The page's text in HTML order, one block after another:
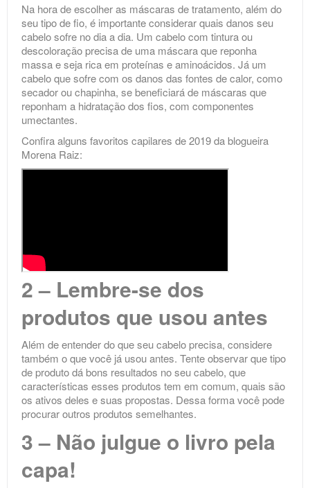
Na hora de escolher as máscaras de tratamento, além do
seu tipo de fio, é importante considerar quais danos seu
cabelo sofre no dia a dia. Um cabelo com tintura ou
descoloração precisa de uma máscara que reponha
massa e seja rica em proteínas e aminoácidos. Já um
cabelo que sofre com os danos das fontes de calor, como
secador ou chapinha, se beneficiará de máscaras que
reponham a hidratação dos fios, com componentes
umectantes.
Confira alguns favoritos capilares de 2019 da blogueira
Morena Raiz:
2 – Lembre-se dos
produtos que usou antes
Além de entender do que seu cabelo precisa, considere
também o que você já usou antes. Tente observar que tipo
de produto dá bons resultados no seu cabelo, que
características esses produtos tem em comum, quais são
os ativos deles e suas propostas. Dessa forma você pode
procurar outros produtos semelhantes.
3 – Não julgue o livro pela
capa!